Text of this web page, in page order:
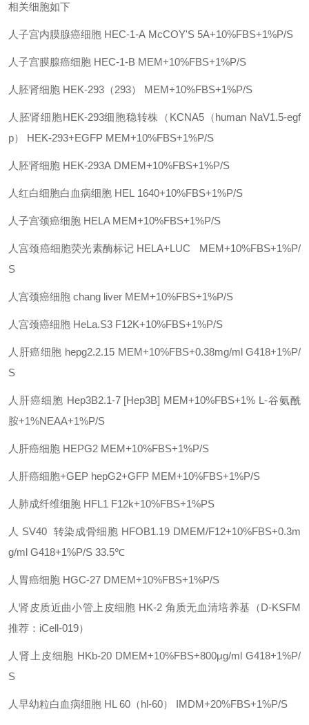
相关细胞如下
人子宫内膜腺癌细胞 HEC-1-A McCOY'S 5A+10%FBS+1%P/S
人子宫膜腺癌细胞 HEC-1-B MEM+10%FBS+1%P/S
人胚肾细胞 HEK-293（293） MEM+10%FBS+1%P/S
人胚肾细胞HEK-293细胞稳转株（KCNA5（human NaV1.5-egf
p）
HEK-293+EGFP MEM+10%FBS+1%P/S
人胚肾细胞 HEK-293A DMEM+10%FBS+1%P/S
人红白细胞白血病细胞 HEL 1640+10%FBS+1%P/S
人子宫颈癌细胞 HELA MEM+10%FBS+1%P/S
人宫颈癌细胞荧光素酶标记 HELA+LUC
MEM+10%FBS+1%P/
S
人宫颈癌细胞 chang liver MEM+10%FBS+1%P/S
人宫颈癌细胞 HeLa.S3 F12K+10%FBS+1%P/S
人肝癌细胞 hepg2.2.15 MEM+10%FBS+0.38mg/ml G418+1%P/
S
人肝癌细胞 Hep3B2.1-7 [Hep3B] MEM+10%FBS+1% L-谷氨酰
胺+1%NEAA+1%P/S
人肝癌细胞 HEPG2 MEM+10%FBS+1%P/S
人肝癌细胞+GEP hepG2+GFP MEM+10%FBS+1%P/S
人肺成纤维细胞 HFL1 F12k+10%FBS+1%PS
人 SV40 转染成骨细胞 HFOB1.19 DMEM/F12+10%FBS+0.3m
g/ml G418+1%P/S 33.5℃
人胃癌细胞 HGC-27 DMEM+10%FBS+1%P/S
人肾皮质近曲小管上皮细胞 HK-2 角质无血清培养基（D-KSFM
推荐：iCell-019）
人肾上皮细胞 HKb-20 DMEM+10%FBS+800μg/ml G418+1%P/
S
人早幼粒白血病细胞 HL 60（hl-60） IMDM+20%FBS+1%P/S